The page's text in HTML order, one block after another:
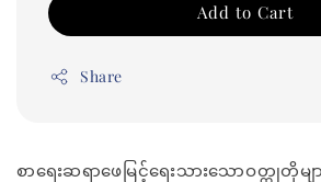
Add to Cart
Share
စာရေးဆရာဖေမြင့်ရေးသားသောဝတ္ထုတိုမ